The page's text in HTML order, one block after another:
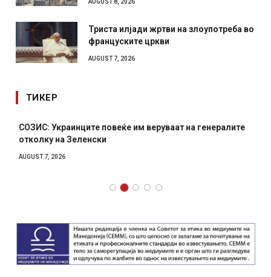
AUGUST 8, 2026
Триста илјади жртви на злоупотреба во
француските цркви
AUGUST 7, 2026
ТИКЕР
СОЗИС: Украинците повеќе им веруваат на генералите
отколку на Зеленски
AUGUST 7, 2026